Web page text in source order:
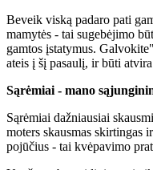
Beveik viską padaro pati
mamytės - tai sugebėjimo
gamtos įstatymus.
ateis į šį pasaulį, ir būti
Sąrėmiai - mano
Sąrėmiai dažniausiai
moters skausmas skirtingas
pojūčius - tai kvėpavimo